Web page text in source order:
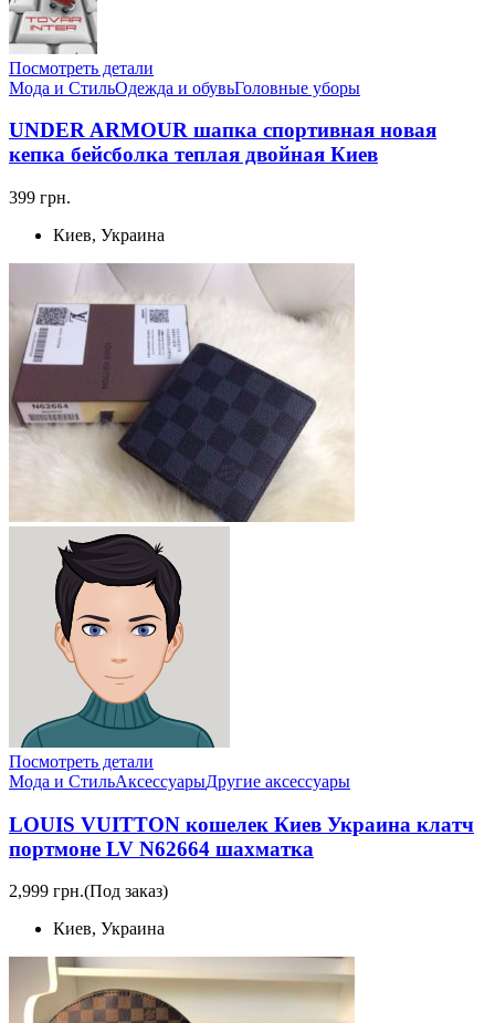
Посмотреть детали
Мода и СтильОдежда и обувьГоловные уборы
UNDER ARMOUR шапка спортивная новая
кепка бейсболка теплая двойная Киев
399 грн.
Киев, Украина
Посмотреть детали
Мода и СтильАксессуарыДругие аксессуары
LOUIS VUITTON кошелек Киев Украина клатч
портмоне LV N62664 шахматка
2,999 грн.(Под заказ)
Киев, Украина